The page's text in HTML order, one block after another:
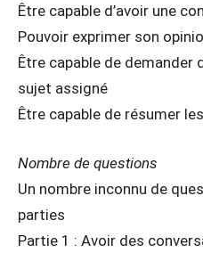
Être capable d’avoir une
Pouvoir exprimer son
Être capable de
sujet assigné
Être capable de résumer
Nombre de questions
Un nombre inconnu de
parties
Partie 1 : Avoir des